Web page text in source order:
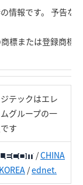
情報です。 予告な
標または登録商標
テックはエレ
グループの一
です
/CHINA
KOREA /ednet.